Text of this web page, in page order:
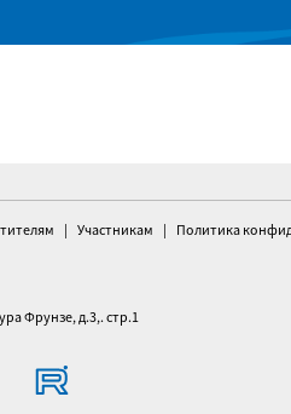
Участникам
Политика
Фрунзе, д.3,. стр.1